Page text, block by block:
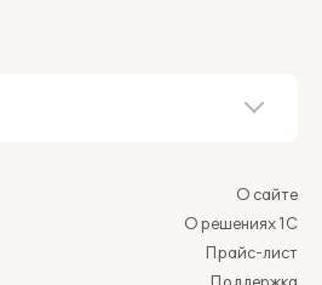
О сайте
О решениях 1С
Прайс-лист